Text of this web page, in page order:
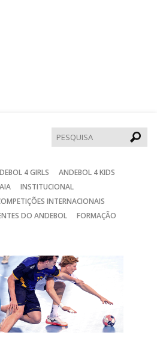
4 GIRLS
ANDEBOL 4 KIDS
INSTITUCIONAL
INTERNACIONAIS
DO ANDEBOL
FORMAÇÃO